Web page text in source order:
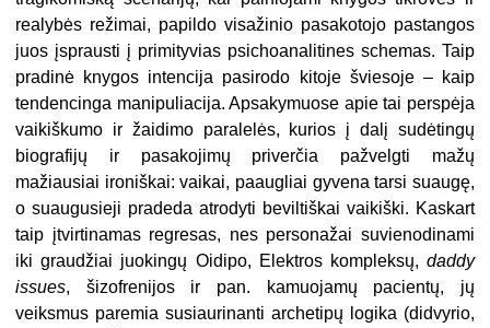
realybės režimai, papildo visažinio pasakotojo pastangos
juos įsprausti į primityvias psichoanalitines schemas. Taip
pradinė knygos intencija pasirodo kitoje šviesoje – kaip
tendencinga manipuliacija. Apsakymuose apie tai perspėja
vaikiškumo ir žaidimo paralelės, kurios į dalį sudėtingų
biografijų ir pasakojimų priverčia pažvelgti mažų
mažiausiai ironiškai: vaikai, paaugliai gyvena tarsi suaugę,
o suaugusieji pradeda atrodyti beviltiškai vaikiški. Kaskart
taip įtvirtinamas regresas, nes personažai suvienodinami
iki graudžiai juokingų Oidipo, Elektros kompleksų, daddy
issues, šizofrenijos ir pan. kamuojamų pacientų, jų
veiksmus paremia susiaurinanti archetipų logika (didvyrio,